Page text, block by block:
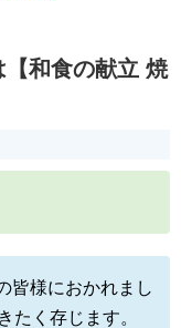
和食の献立 焼
皆様におかれまし
たく存じます。